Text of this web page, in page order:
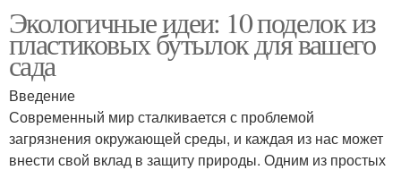
Экологичные идеи: 10 поделок из
пластиковых бутылок для вашего
сада
Введение
Современный мир сталкивается с проблемой
загрязнения окружающей среды, и каждая из нас может
внести свой вклад в защиту природы. Одним из простых